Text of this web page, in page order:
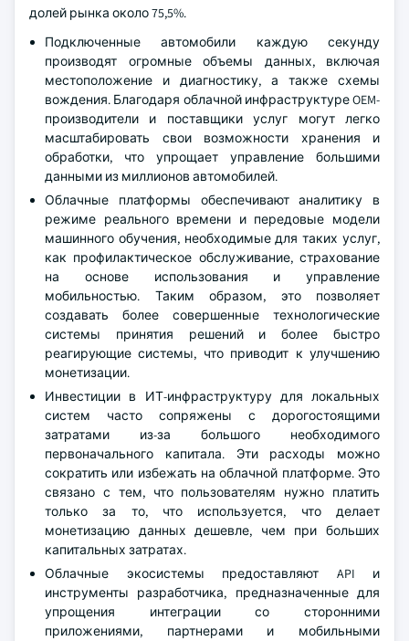
долей рынка около 75,5%.
Подключенные автомобили каждую секунду
производят огромные объемы данных, включая
местоположение и диагностику, а также схемы
вождения. Благодаря облачной инфраструктуре OEM-
производители и поставщики услуг могут легко
масштабировать свои возможности хранения и
обработки, что упрощает управление большими
данными из миллионов автомобилей.
Облачные платформы обеспечивают аналитику в
режиме реального времени и передовые модели
машинного обучения, необходимые для таких услуг,
как профилактическое обслуживание, страхование
на основе использования и управление
мобильностью. Таким образом, это позволяет
создавать более совершенные технологические
системы принятия решений и более быстро
реагирующие системы, что приводит к улучшению
монетизации.
Инвестиции в ИТ-инфраструктуру для локальных
систем часто сопряжены с дорогостоящими
затратами из-за большого необходимого
первоначального капитала. Эти расходы можно
сократить или избежать на облачной платформе. Это
связано с тем, что пользователям нужно платить
только за то, что используется, что делает
монетизацию данных дешевле, чем при больших
капитальных затратах.
Облачные экосистемы предоставляют API и
инструменты разработчика, предназначенные для
упрощения интеграции со сторонними
приложениями, партнерами и мобильными